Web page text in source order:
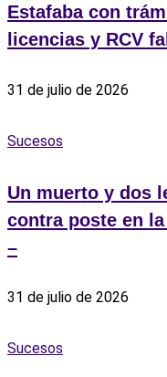
Estafaba con
licencias y RCV
31 de julio de 2026
Sucesos
Un muerto y dos
contra poste en
–
31 de julio de 2026
Sucesos